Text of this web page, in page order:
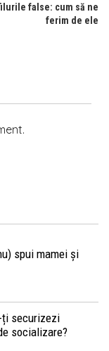
false: cum să ne
ferim de ele
spui mamei și
ți securizezi
socializare?